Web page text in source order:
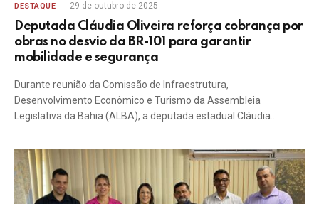
DESTAQUE 29 de outubro de 2025
Deputada Cláudia Oliveira reforça cobrança por
obras no desvio da BR-101 para garantir
mobilidade e segurança
Durante reunião da Comissão de Infraestrutura,
Desenvolvimento Econômico e Turismo da Assembleia
Legislativa da Bahia (ALBA), a deputada estadual Cláudia…